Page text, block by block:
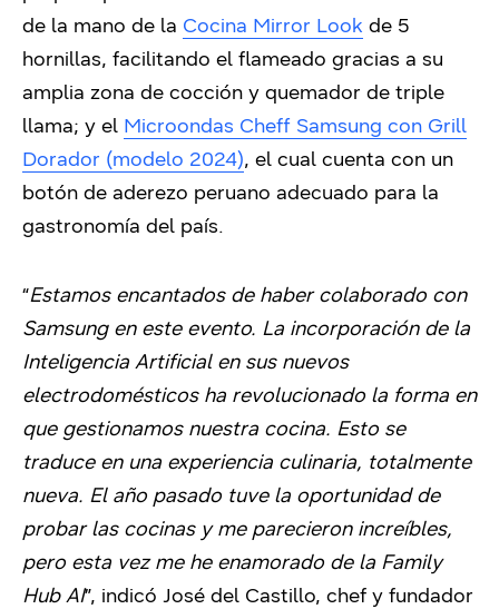
de la mano de la Cocina Mirror Look de 5
hornillas, facilitando el flameado gracias a su
amplia zona de cocción y quemador de triple
llama; y el Microondas Cheff Samsung con Grill
Dorador (modelo 2024), el cual cuenta con un
botón de aderezo peruano adecuado para la
gastronomía del país.
“Estamos encantados de haber colaborado con
Samsung en este evento. La incorporación de la
Inteligencia Artificial en sus nuevos
electrodomésticos ha revolucionado la forma en
que gestionamos nuestra cocina. Esto se
traduce en una experiencia culinaria, totalmente
nueva. El año pasado tuve la oportunidad de
probar las cocinas y me parecieron increíbles,
pero esta vez me he enamorado de la Family
Hub AI”, indicó José del Castillo, chef y fundador